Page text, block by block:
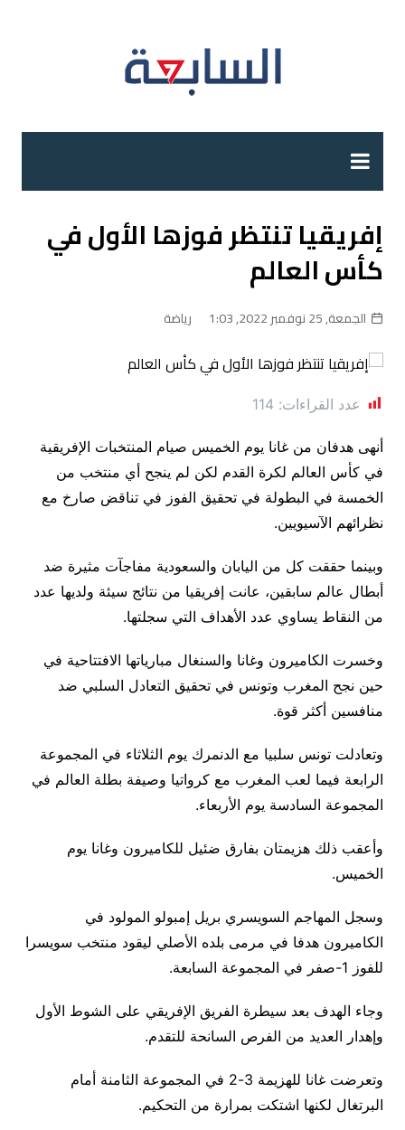
إفريقيا تنتظر فوزها الأول في
كأس العالم
الجمعة, 25 نوفمبر 2022, 1:03 رياضة
عدد القراءات: 114
أنهى هدفان من غانا يوم الخميس صيام المنتخبات الإفريقية
في كأس العالم لكرة القدم لكن لم ينجح أي منتخب من
الخمسة في البطولة في تحقيق الفوز في تناقض صارخ مع
نظرائهم الآسيويين.
وبينما حققت كل من اليابان والسعودية مفاجآت مثيرة ضد
أبطال عالم سابقين، عانت إفريقيا من نتائج سيئة ولديها عدد
من النقاط يساوي عدد الأهداف التي سجلتها.
وخسرت الكاميرون وغانا والسنغال مبارياتها الافتتاحية في
حين نجح المغرب وتونس في تحقيق التعادل السلبي ضد
منافسين أكثر قوة‭ .
وتعادلت تونس سلبيا مع الدنمرك يوم الثلاثاء في المجموعة
الرابعة فيما لعب المغرب مع كرواتيا وصيفة بطلة العالم في
المجموعة السادسة يوم الأربعاء.
وأعقب ذلك هزيمتان بفارق ضئيل للكاميرون وغانا يوم
الخميس.
وسجل المهاجم السويسري بريل إمبولو المولود في
الكاميرون هدفا في مرمى بلده الأصلي ليقود منتخب سويسرا
للفوز 1-صفر في المجموعة السابعة.
وجاء الهدف بعد سيطرة الفريق الإفريقي على الشوط الأول
وإهدار العديد من الفرص السانحة للتقدم.
وتعرضت غانا للهزيمة 3-2 في المجموعة الثامنة أمام
البرتغال لكنها اشتكت بمرارة من التحكيم.